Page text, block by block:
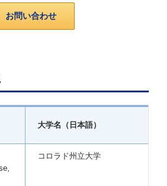
お問い合わせ
大学名（日本語）
コロラド州立大学